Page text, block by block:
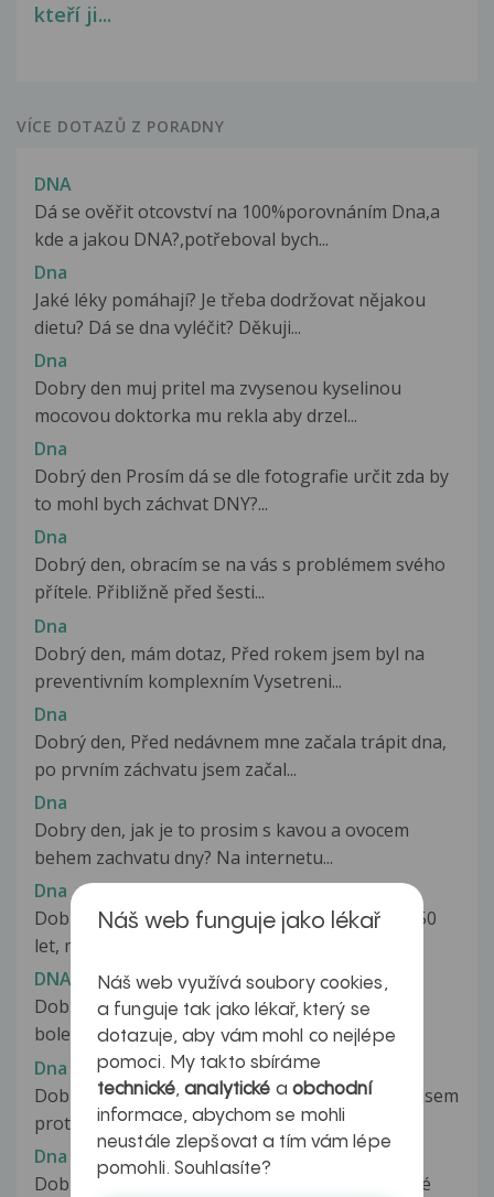
kteří ji...
VÍCE DOTAZŮ Z PORADNY
DNA
Dá se ověřit otcovství na 100%porovnáním Dna,a
kde a jakou DNA?,potřeboval bych...
Dna
Jaké léky pomáhají? Je třeba dodržovat nějakou
dietu? Dá se dna vyléčit? Děkuji...
Dna
Dobry den muj pritel ma zvysenou kyselinou
mocovou doktorka mu rekla aby drzel...
Dna
Dobrý den Prosím dá se dle fotografie určit zda by
to mohl bych záchvat DNY?...
Dna
Dobrý den, obracím se na vás s problémem svého
přítele. Přibližně před šesti...
Dna
Dobrý den, mám dotaz, Před rokem jsem byl na
preventivním komplexním Vysetreni...
Dna
Dobrý den, Před nedávnem mne začala trápit dna,
po prvním záchvatu jsem začal...
Dna
Dobry den, jak je to prosim s kavou a ovocem
behem zachvatu dny? Na internetu...
Dna
Dobry den pane doktore, pani doktorko. Je mi 50
let, mam artritidu 2 stupne...
DNA
Dobrý den, uz nekolik tydnu mam zachvatovite
bolesti kloubu u palce na noze....
Dna
Dobrý den, trpím nemocí DNA. Asi před rokem jsem
proti DNĚ začal bojovat absolutní...
Dna
Dobrý večer, manžel je měsíc po laparoskopické
Náš web funguje jako lékař
Náš web využívá soubory cookies,
a funguje tak jako lékař, který se
dotazuje, aby vám mohl co nejlépe
pomoci. My takto sbíráme
technické,analytické a obchodní
informace, abychom se mohli
neustále zlepšovat a tím vám lépe
pomohli. Souhlasíte?